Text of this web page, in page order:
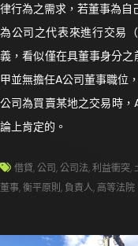
律行為之需求，若董事為
為公司之代表來進行交易
義，看似僅在具董事身分
甲並無擔任A公司董事職位
公司為買賣某地之交易時
論上肯定的。
借貸,公司,公司法,利益衝突,
董事,衡平原則, 負責人, 高等法院